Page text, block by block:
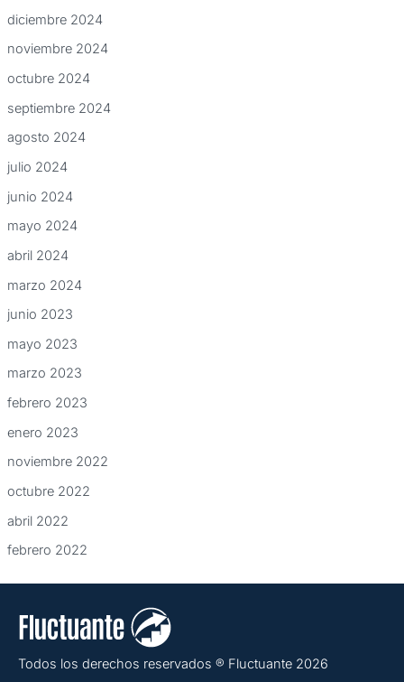
diciembre 2024
noviembre 2024
octubre 2024
septiembre 2024
agosto 2024
julio 2024
junio 2024
mayo 2024
abril 2024
marzo 2024
junio 2023
mayo 2023
marzo 2023
febrero 2023
enero 2023
noviembre 2022
octubre 2022
abril 2022
febrero 2022
Todos los derechos reservados ® Fluctuante 2026